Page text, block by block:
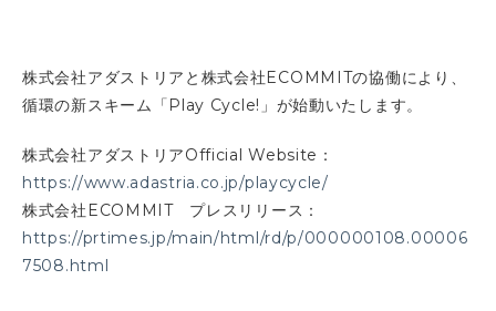
株式会社アダストリアと株式会社ECOMMITの協働により、
循環の新スキーム「Play Cycle!」が始動いたします。
株式会社アダストリアOfficial Website：
https://www.adastria.co.jp/playcycle/
株式会社ECOMMIT プレスリリース：
https://prtimes.jp/main/html/rd/p/000000108.00006
7508.html